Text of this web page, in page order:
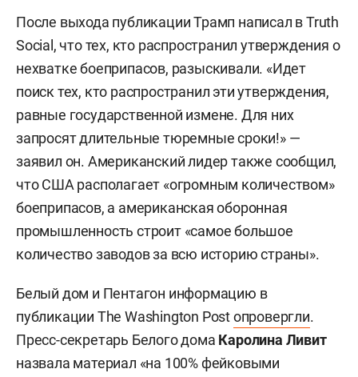
После выхода публикации Трамп написал в Truth
Social, что тех, кто распространил утверждения о
нехватке боеприпасов, разыскивали. «Идет
поиск тех, кто распространил эти утверждения,
равные государственной измене. Для них
запросят длительные тюремные сроки!» —
заявил он. Американский лидер также сообщил,
что США располагает «огромным количеством»
боеприпасов, а американская оборонная
промышленность строит «самое большое
количество заводов за всю историю страны».
Белый дом и Пентагон информацию в
публикации The Washington Postопровергли.
Пресс-секретарь Белого дома Каролина Ливит
назвала материал «на 100% фейковыми